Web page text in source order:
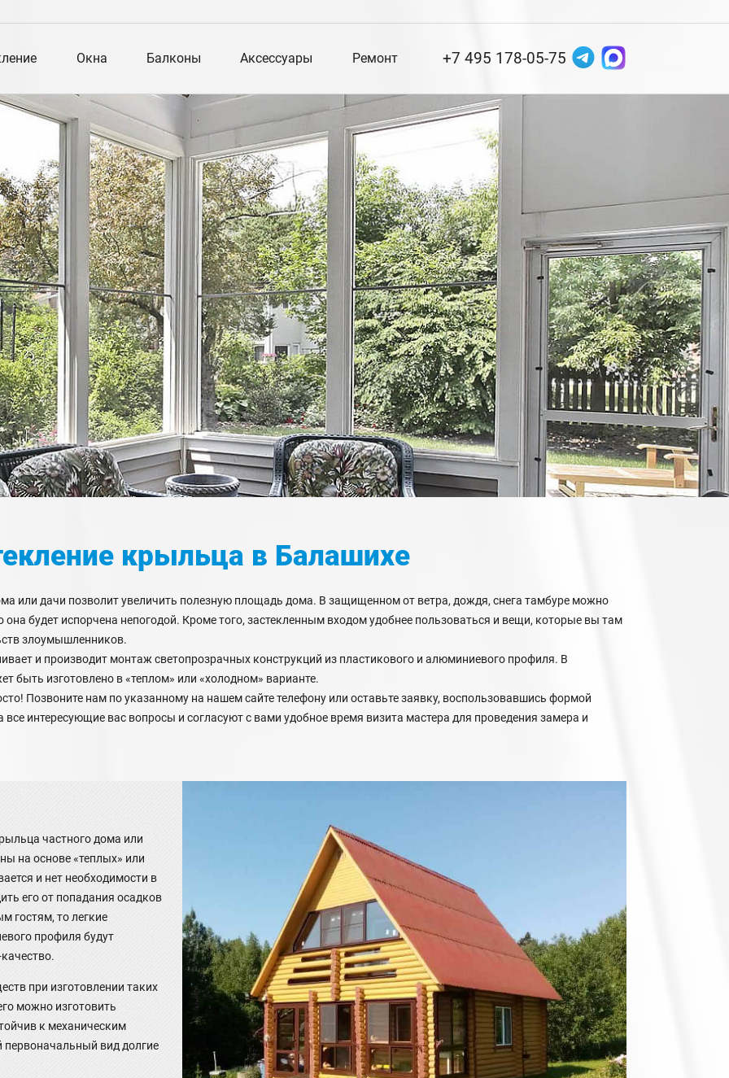
Окна Балконы Аксессуары Ремонт +7 495 178-05-75
крыльца в Балашихе
или дачи позволит увеличить полезную площадь дома. В защищенном от ветра, дождя, снега тамбуре можно
будет испорчена непогодой. Кроме того, застекленным входом удобнее пользоваться и вещи, которые вы там
злоумышленников.
и производит монтаж светопрозрачных конструкций из пластикового и алюминиевого профиля. В
быть изготовлено в «теплом» или «холодном» варианте.
Позвоните нам по указанному на нашем сайте телефону или оставьте заявку, воспользовавшись формой
интересующие вас вопросы и согласуют с вами удобное время визита мастера для проведения замера и
частного дома или
на основе «теплых» или
и нет необходимости в
его от попадания осадков
гостям, то легкие
профиля будут
при изготовлении таких
можно изготовить
к механическим
первоначальный вид долгие